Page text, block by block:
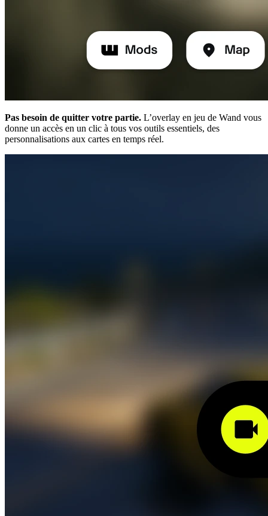
Pas besoin de quitter votre partie. L’overlay en jeu de Wand vous
donne un accès en un clic à tous vos outils essentiels, des
personnalisations aux cartes en temps réel.